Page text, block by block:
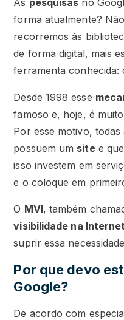
As pesquisas no
forma atualmente?
recorremos às
de forma digital, mais
ferramenta conhecida:
Desde 1998 esse
famoso e, hoje, é
Por esse motivo, todas
possuem um sitee
isso investem em
e o coloque em
O MVI, também
visibilidade na
suprir essa
Por que devo
Google?
De acordo com